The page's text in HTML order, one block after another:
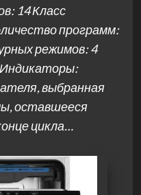
14 Класс
программ:
режимов: 4
выбранная
оставшееся
цикла…